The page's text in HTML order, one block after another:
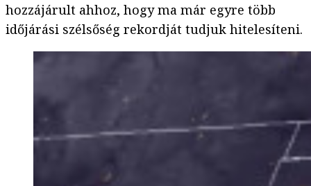
hozzájárult ahhoz, hogy ma már egyre több
időjárási szélsőség rekordját tudjuk hitelesíteni.